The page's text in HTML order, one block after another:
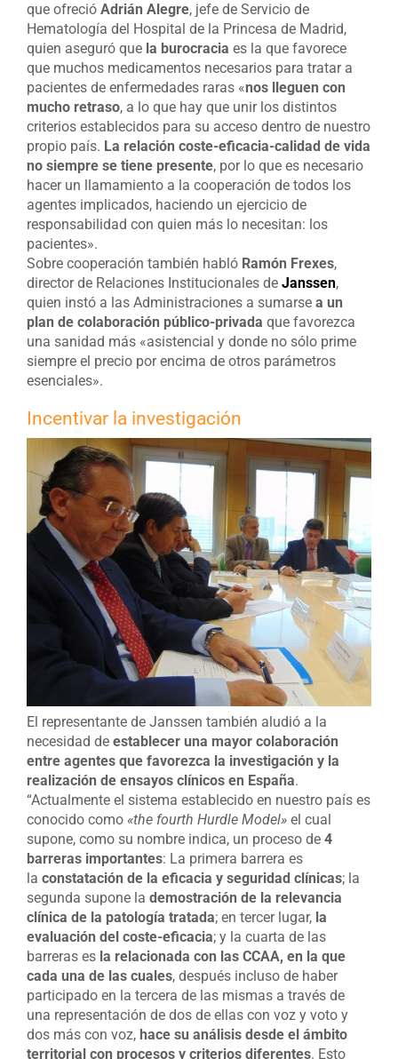
que ofreció Adrián Alegre, jefe de Servicio de
Hematología del Hospital de la Princesa de Madrid,
quien aseguró que la burocracia es la que favorece
que muchos medicamentos necesarios para tratar a
pacientes de enfermedades raras «nos lleguen con
mucho retraso, a lo que hay que unir los distintos
criterios establecidos para su acceso dentro de nuestro
propio país. La relación coste-eficacia-calidad de vida
no siempre se tiene presente, por lo que es necesario
hacer un llamamiento a la cooperación de todos los
agentes implicados, haciendo un ejercicio de
responsabilidad con quien más lo necesitan: los
pacientes».
Sobre cooperación también habló Ramón Frexes,
director de Relaciones Institucionales de Janssen,
quien instó a las Administraciones a sumarse a un
plan de colaboración público-privada que favorezca
una sanidad más «asistencial y donde no sólo prime
siempre el precio por encima de otros parámetros
esenciales».
Incentivar la investigación
El representante de Janssen también aludió a la
necesidad de establecer una mayor colaboración
entre agentes que favorezca la investigación y la
realización de ensayos clínicos en España.
“Actualmente el sistema establecido en nuestro país es
conocido como «the fourth Hurdle Model» el cual
supone, como su nombre indica, un proceso de 4
barreras importantes: La primera barrera es
la constatación de la eficacia y seguridad clínicas; la
segunda supone la demostración de la relevancia
clínica de la patología tratada; en tercer lugar, la
evaluación del coste-eficacia; y la cuarta de las
barreras es la relacionada con las CCAA, en la que
cada una de las cuales, después incluso de haber
participado en la tercera de las mismas a través de
una representación de dos de ellas con voz y voto y
dos más con voz, hace su análisis desde el ámbito
territorial con procesos y criterios diferentes. Esto